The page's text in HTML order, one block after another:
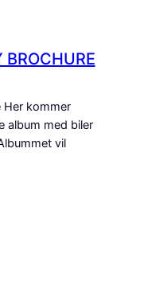
BROCHURE
Her kommer
album med biler
vil